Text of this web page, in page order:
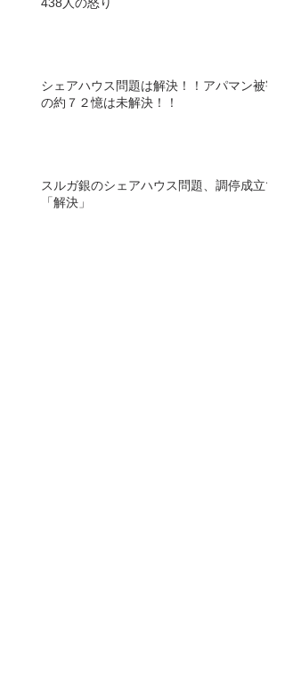
シェアハウス問題は解決！！アパマン被害
の約７２憶は未解決！！
スルガ銀のシェアハウス問題、調停成立で
「解決」